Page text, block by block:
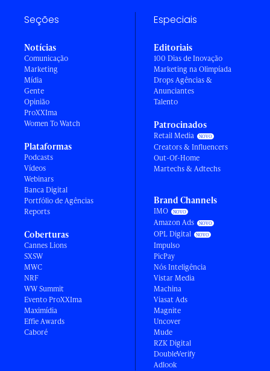
Seções
Notícias
Comunicação
Marketing
Mídia
Gente
Opinião
ProXXIma
Women To Watch
Plataformas
Podcasts
Vídeos
Webinars
Banca Digital
Portfólio de Agências
Reports
Coberturas
Cannes Lions
SXSW
MWC
NRF
WW Summit
Evento ProXXIma
Maximídia
Effie Awards
Caboré
Especiais
Editoriais
100 Dias de Inovação
Marketing na Olimpíada
Drops Agências &
Anunciantes
Talento
Patrocinados
Retail Media
Creators & Influencers
Out-Of-Home
Martechs & Adtechs
Brand Channels
IMO
Amazon Ads
OPL Digital
Impulso
PicPay
Nós Inteligência
Vistar Media
Machina
Viasat Ads
Magnite
Uncover
Mude
RZK Digital
DoubleVerify
Adlook